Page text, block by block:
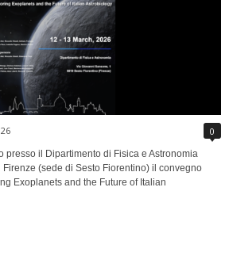
0
presso il Dipartimento di Fisica e Astronomia
(sede di Sesto Fiorentino) il convegno
Exoplanets and the Future of Italian